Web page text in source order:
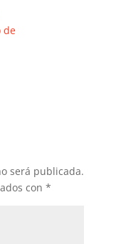
de
será publicada.
con *